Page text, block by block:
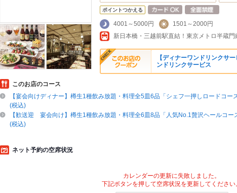
ポイントつかえる
4001～5000円
1501～2000円
【ディナーワンドリンクサ
ンドリンクサービス
このお店のコース
【宴会向けディナー】樽生1種飲み放題・料理全5皿6品「シェフ一押しロードコー
(税込)
【歓送迎 宴会向け】樽生1種飲み放題・料理全6皿8品「人気No.1贅沢ヘールコー
(税込)
ネット予約の空席状況
カレンダーの更新に失敗しました。
下記ボタンを押して空席状況を更新してください